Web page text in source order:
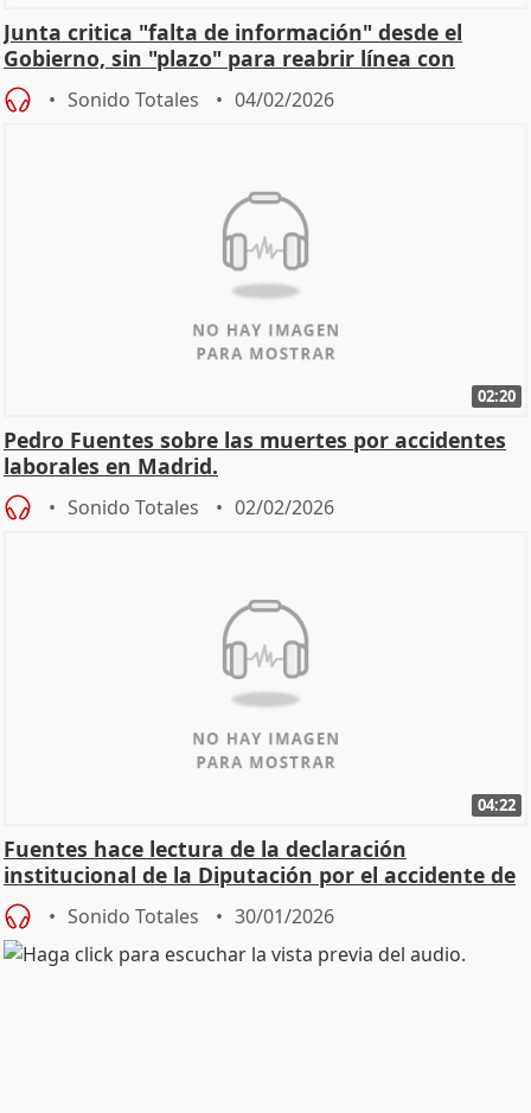
Junta critica "falta de información" desde el
Gobierno, sin "plazo" para reabrir línea con
Madrid
Sonido Totales 04/02/2026
02:20
Pedro Fuentes sobre las muertes por accidentes
laborales en Madrid.
Sonido Totales 02/02/2026
04:22
Fuentes hace lectura de la declaración
institucional de la Diputación por el accidente de
Adamuz
Sonido Totales 30/01/2026